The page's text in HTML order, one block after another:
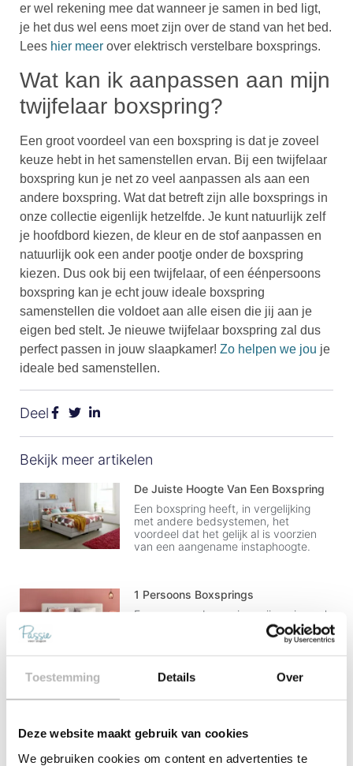
Toestemming Details Over
Deze website maakt gebruik van cookies
We gebruiken cookies om content en advertenties te
er wel rekening mee dat wanneer je samen in bed ligt,
je het dus wel eens moet zijn over de stand van het bed.
Lees hier meer over elektrisch verstelbare boxsprings.
Wat kan ik aanpassen aan mijn
twijfelaar boxspring?
Een groot voordeel van een boxspring is dat je zoveel
keuze hebt in het samenstellen ervan. Bij een twijfelaar
boxspring kun je net zo veel aanpassen als aan een
andere boxspring. Wat dat betreft zijn alle boxsprings in
onze collectie eigenlijk hetzelfde. Je kunt natuurlijk zelf
je hoofdbord kiezen, de kleur en de stof aanpassen en
natuurlijk ook een ander pootje onder de boxspring
kiezen. Dus ook bij een twijfelaar, of een éénpersoons
boxspring kan je echt jouw ideale boxspring
samenstellen die voldoet aan alle eisen die jij aan je
eigen bed stelt. Je nieuwe twijfelaar boxspring zal dus
perfect passen in jouw slaapkamer! Zo helpen we jou je
ideale bed samenstellen.
Deel
Bekijk meer artikelen
De Juiste Hoogte Van Een Boxspring
Een boxspring heeft, in vergelijking
met andere bedsystemen, het
voordeel dat het gelijk al is voorzien
van een aangename instaphoogte.
1 Persoons Boxsprings
Eenpersoons boxsprings zijn er in veel
verschillende soorten en maten en van
alle gemakken voorzien, zo kun je de
2 Persoons Boxspring
aantal maten beschikbaar, en
naar eigen wens. Zo